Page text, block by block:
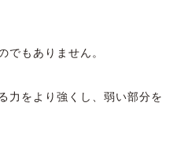
でもありません。
力をより強くし、弱い部分を